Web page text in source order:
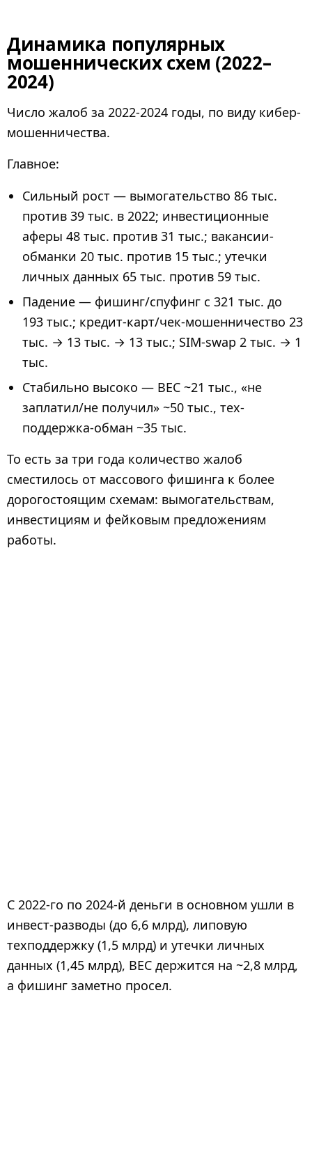
Динамика популярных
мошеннических схем (2022–
2024)
Число жалоб за 2022-2024 годы, по виду кибер-
мошенничества.
Главное:
Сильный рост — вымогательство 86 тыс.
против 39 тыс. в 2022; инвестиционные
аферы 48 тыс. против 31 тыс.; вакансии-
обманки 20 тыс. против 15 тыс.; утечки
личных данных 65 тыс. против 59 тыс.
Падение — фишинг/спуфинг с 321 тыс. до
193 тыс.; кредит-карт/чек-мошенничество 23
тыс. → 13 тыс. → 13 тыс.; SIM-swap 2 тыс. → 1
тыс.
Стабильно высоко — BEC ~21 тыс., «не
заплатил/не получил» ~50 тыс., тех-
поддержка-обман ~35 тыс.
То есть за три года количество жалоб
сместилось от массового фишинга к более
дорогостоящим схемам: вымогательствам,
инвестициям и фейковым предложениям
работы.
С 2022-го по 2024-й деньги в основном ушли в
инвест-разводы (до 6,6 млрд), липовую
техподдержку (1,5 млрд) и утечки личных
данных (1,45 млрд), BEC держится на ~2,8 млрд,
а фишинг заметно просел.